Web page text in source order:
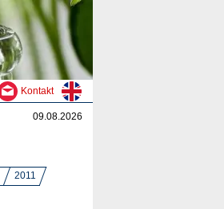
Kontakt
09.08.2026
2011